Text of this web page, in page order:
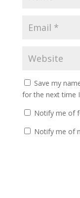
Save my
for the next time
Notify me of
Notify me of